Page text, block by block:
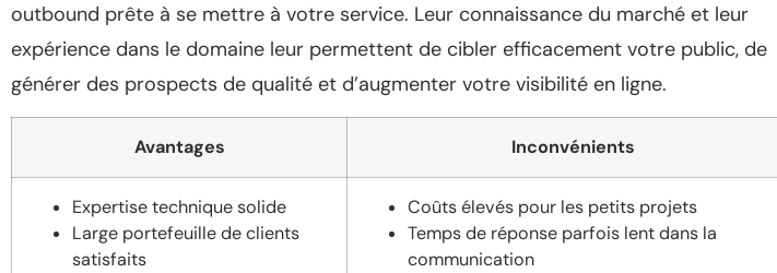
outbound prête à se mettre à votre service. Leur connaissance du marché et leur
expérience dans le domaine leur permettent de cibler efficacement votre public, de
générer des prospects de qualité et d’augmenter votre visibilité en ligne.
Avantages Inconvénients
Expertise technique solide
Large portefeuille de clients
satisfaits
Coûts élevés pour les petits projets
Temps de réponse parfois lent dans la
communication